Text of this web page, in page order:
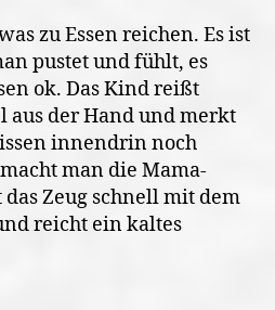
zu Essen reichen. Es ist
pustet und fühlt, es
ok. Das Kind reißt
aus der Hand und merkt
innendrin noch
man die Mama-
Zeug schnell mit dem
reicht ein kaltes